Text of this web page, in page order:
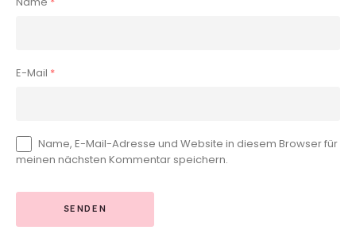
E-Mail *
Name, E-Mail-Adresse und Website in diesem Browser für
meinen nächsten Kommentar speichern.